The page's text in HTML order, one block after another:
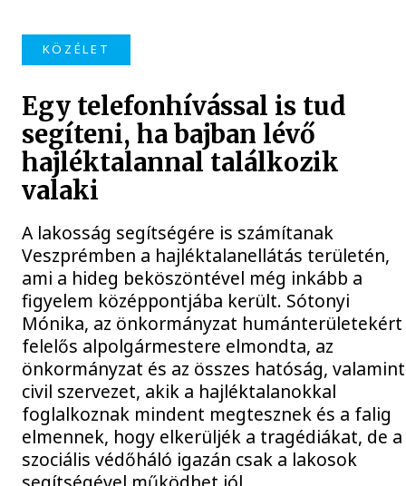
KÖZÉLET
Egy telefonhívással is tud
segíteni, ha bajban lévő
hajléktalannal találkozik
valaki
A lakosság segítségére is számítanak
Veszprémben a hajléktalanellátás területén,
ami a hideg beköszöntével még inkább a
figyelem középpontjába került. Sótonyi
Mónika, az önkormányzat humánterületekért
felelős alpolgármestere elmondta, az
önkormányzat és az összes hatóság, valamint
civil szervezet, akik a hajléktalanokkal
foglalkoznak mindent megtesznek és a falig
elmennek, hogy elkerüljék a tragédiákat, de a
szociális védőháló igazán csak a lakosok